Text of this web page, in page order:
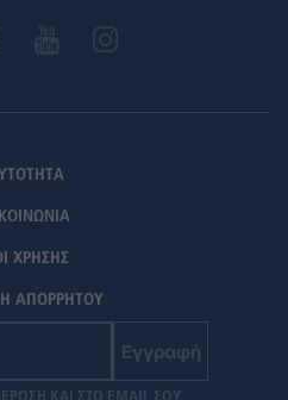
ΧΡΗΣΗΣ
ΑΠΟΡΡΗΤΟΥ
Εγγραφή